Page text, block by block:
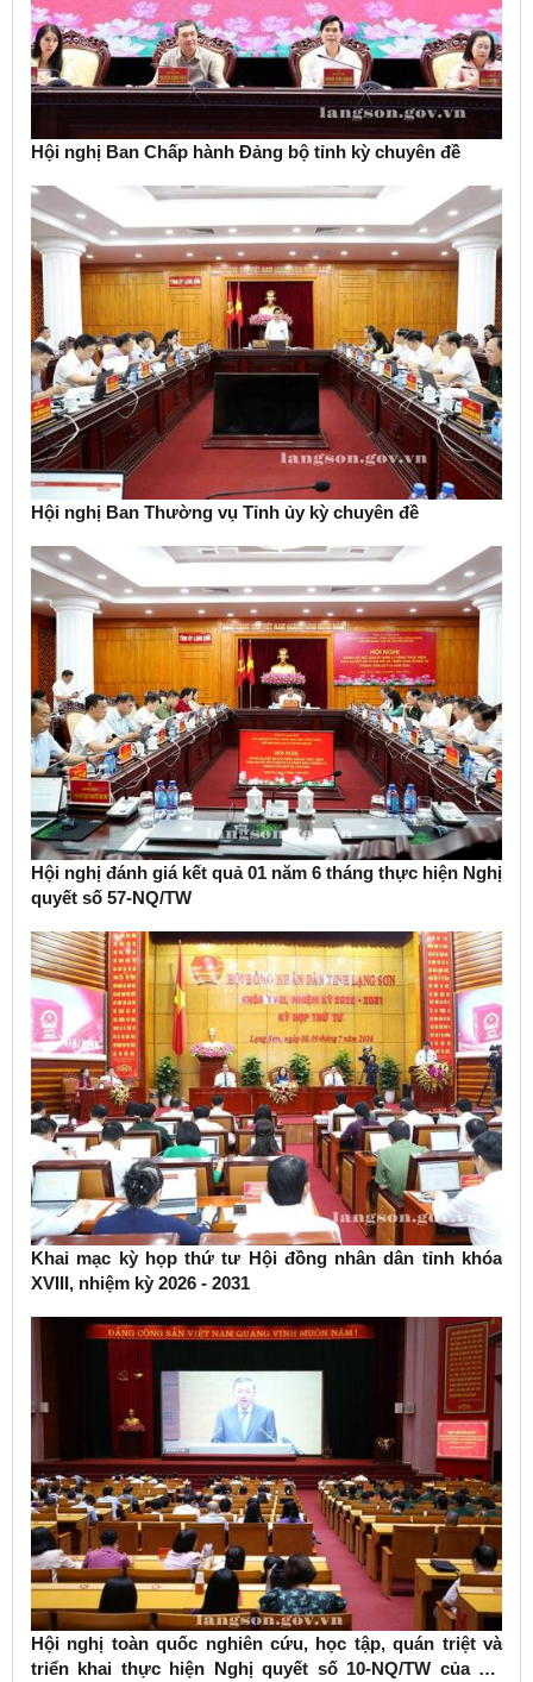
Hội nghị Ban Chấp hành Đảng bộ tỉnh kỳ chuyên đề
Hội nghị Ban Thường vụ Tỉnh ủy kỳ chuyên đề
Hội nghị đánh giá kết quả 01 năm 6 tháng thực hiện Nghị
quyết số 57-NQ/TW
Khai mạc kỳ họp thứ tư Hội đồng nhân dân tỉnh khóa
XVIII, nhiệm kỳ 2026 - 2031
Hội nghị toàn quốc nghiên cứu, học tập, quán triệt và
triển khai thực hiện Nghị quyết số 10-NQ/TW của Bộ